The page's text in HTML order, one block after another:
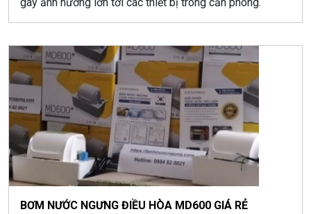
BƠM NƯỚC NGƯNG ĐIỀU HÒA MD600 GIÁ RẺ